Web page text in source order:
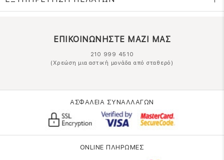
ΕΠΙΚΟΙΝΩΝΗΣΤΕ ΜΑΖΙ ΜΑΣ
210 999 4510
(Χρεώση μια αστική μονάδα από σταθερό)
ΑΣΦΑΛΕΙΑ ΣΥΝΑΛΛΑΓΩΝ
ONLINE ΠΛΗΡΩΜΕΣ